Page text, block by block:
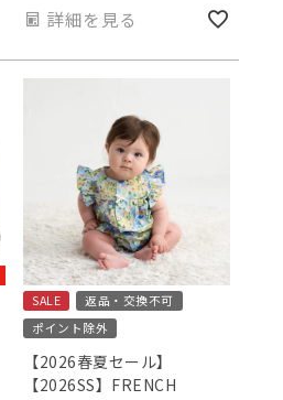
詳細を見る
SALE
返品・交換不可
ポイント除外
【2026春夏セール】
【2026SS】FRENCH